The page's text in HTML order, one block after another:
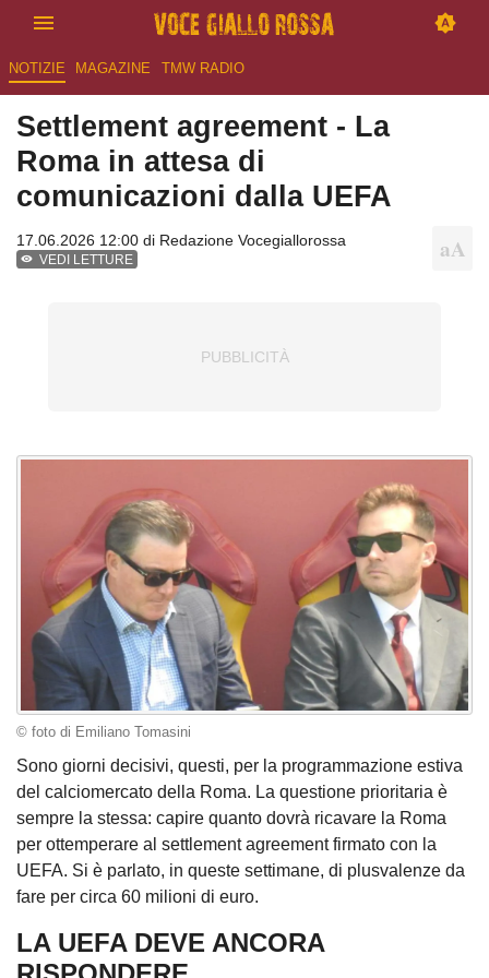
NOTIZIE MAGAZINE TMW RADIO
Settlement agreement - La
Roma in attesa di
comunicazioni dalla UEFA
17.06.2026 12:00 di Redazione Vocegiallorossa
VEDI LETTURE
© foto di Emiliano Tomasini
Sono giorni decisivi, questi, per la programmazione estiva
del calciomercato della Roma. La questione prioritaria è
sempre la stessa: capire quanto dovrà ricavare la Roma
per ottemperare al settlement agreement firmato con la
UEFA. Si è parlato, in queste settimane, di plusvalenze da
fare per circa 60 milioni di euro.
LA UEFA DEVE ANCORA